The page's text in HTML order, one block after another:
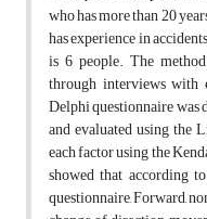
who has more than 20
has experience in
is 6 people. The
through interviews with
Delphi questionnaire was
and evaluated using the
each factor using the
showed that according
questionnaire, Forward,